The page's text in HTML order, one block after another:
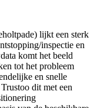
lijkt een sterk
inspectie en
komt het beeld
tot het probleem
en snelle
dit met een